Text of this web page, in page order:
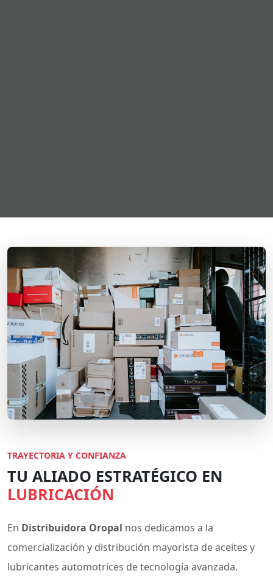
TRAYECTORIA Y CONFIANZA
TU ALIADO ESTRATÉGICO EN
LUBRICACIÓN
En Distribuidora Oropal nos dedicamos a la
comercialización y distribución mayorista de aceites y
lubricantes automotrices de tecnología avanzada.